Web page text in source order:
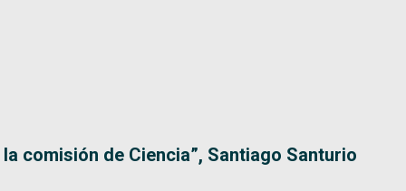
comisión de Ciencia”, Santiago Santurio